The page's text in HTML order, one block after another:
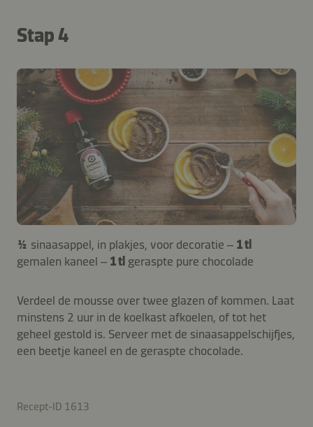
Stap 4
½ sinaasappel, in plakjes, voor decoratie – 1 tl
gemalen kaneel – 1 tl geraspte pure chocolade
Verdeel de mousse over twee glazen of kommen. Laat
minstens 2 uur in de koelkast afkoelen, of tot het
geheel gestold is. Serveer met de sinaasappelschijfjes,
een beetje kaneel en de geraspte chocolade.
Recept-ID 1613